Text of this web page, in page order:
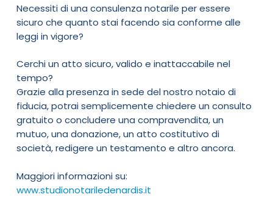
Necessiti di una consulenza notarile per essere
sicuro che quanto stai facendo sia conforme alle
leggi in vigore?
Cerchi un atto sicuro, valido e inattaccabile nel
tempo?
Grazie alla presenza in sede del nostro notaio di
fiducia, potrai semplicemente chiedere un consulto
gratuito o concludere una compravendita, un
mutuo, una donazione, un atto costitutivo di
società, redigere un testamento e altro ancora.
Maggiori informazioni su:
www.studionotariledenardis.it